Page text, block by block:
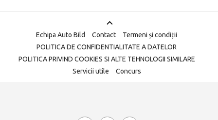
Echipa Auto Bild Contact
Termeni și condiții
POLITICA DE CONFIDENTIALITATE A DATELOR
POLITICA PRIVIND COOKIES SI ALTE TEHNOLOGII SIMILARE
Servicii utile
Concurs